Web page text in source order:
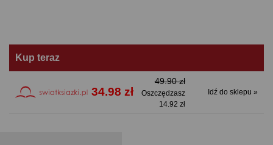
Kup teraz
34.98 zł
49.90 zł
Oszczędzasz
14.92 zł
Idź do sklepu »